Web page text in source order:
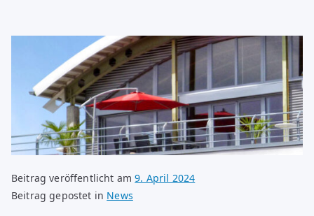
Beitrag veröffentlicht am9. April 2024
Beitrag gepostet in News